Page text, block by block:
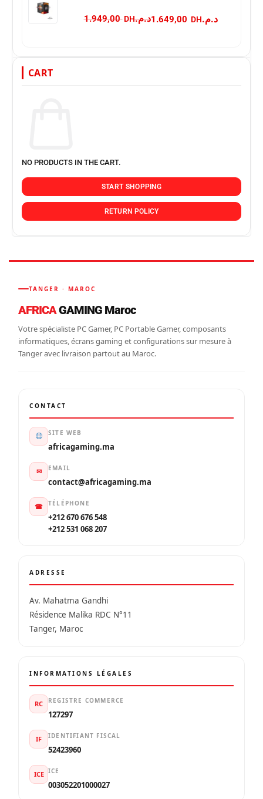
د.م. 1.949,00 د.م.
CART
NO PRODUCTS IN THE CART.
START SHOPPING
RETURN POLICY
TANGER · MAROC
AFRICAGAMING Maroc
Votre spécialiste PC Gamer, PC Portable Gamer, composants
informatiques, écrans gaming et configurations sur mesure à
Tanger avec livraison partout au Maroc.
CONTACT
SITE WEB
africagaming.ma
✉ EMAIL
contact@africagaming.ma
☎ TÉLÉPHONE
+212 670 676 548
+212 531 068 207
ADRESSE
Av. Mahatma Gandhi
Résidence Malika RDC N°11
Tanger, Maroc
INFORMATIONS LÉGALES
RC REGISTRE COMMERCE
127297
IF IDENTIFIANT FISCAL
52423960
ICE ICE
003052201000027